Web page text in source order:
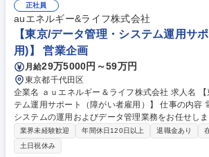
で月に5～10回程度顧客訪問します。 【入社後教育
未経験の方でも、先輩社員が顧客訪問同行して丁寧
圧ガス関連や非破壊検査関連の資格を取得するた
ャリアアップにつながります。 【働き方】残業平
～9月となります。 募集職種 【メンテナンス担当/広島市安佐北区】35歳
以下の採用/高圧ガス機器/手に職つく
正社員
auエネルギー&ライフ株式会社
【東京/データ管理・システム運用サ
用)】 営業企画
月給29万5000円～59万円
東京都千代田区
企業名 ａｕエネルギー＆ライフ株式会社 求人名 【東京/データ管理・シス
テム運用サポート（障がい者雇用）】 仕事の内容 電力サービスに関する
システムの運用およびデータ管理業務をお任せし
応じて、データ管理・データ加工業務（定型業務
ます。 【定型業務】■データのチェック作業■データ加工およびシステム
への登録作業■データ更新・マスタ管理■テスト手
業界未経験歓迎 年間休日120日以上 退職金あり
土日祝休み